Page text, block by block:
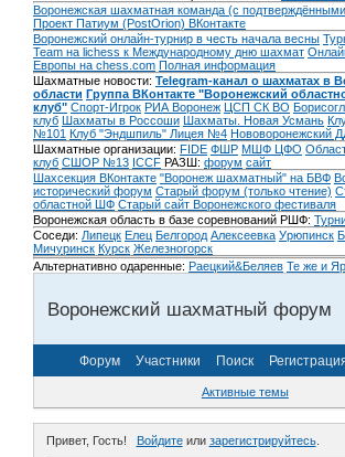
Воронежская шахматная команда (с
Проект Патиум (PostOrion) ВКонтакте
Воронежский онлайн-турнир в честь начала весны
Team на lichess к Международному дню шахмат
Европы на chess.com Полная информация
Шахматные новости: Telegram-канал о шахматах в
области Группа ВКонтакте "Воронежский
клуб" Спорт-Игрок РИА Воронеж ЦСП СК ВО
клуб Шахматы в Россоши Шахматы. Новая Усмань
№101 Клуб "Эндшпиль" Лицея №4 Нововоронежский
Шахматные организации: FIDE ФШР МШФ ЦФО
клуб СШОР №13 ICCF РАЗШ: форум сайт
Шахсекция ВКонтакте "Воронеж шахматный" на БВФ
исторический форум Cтарый форум (только чтение)
областной ШФ Старый сайт Воронежского фестиваля
Воронежская область в базе соревнований РШФ:
Соседи: Липецк Елец Белгород Алексеевка Урюпинск
Мичуринск Курск Железногорск
Альтернативно одаренные: Раецкий&Беляев Те же и
Воронежский шахматный форум
Форум Участники Поиск
Активные темы
Привет, Гость! Войдитеили зарегистрируйтесь.